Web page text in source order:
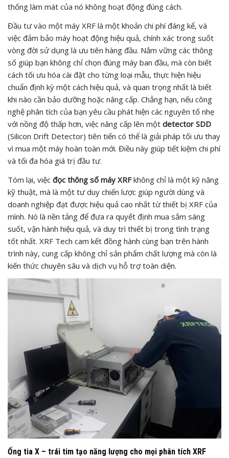
thống làm mát của nó không hoạt động đúng cách.
Đầu tư vào một máy XRF là một khoản chi phí đáng kể, và
việc đảm bảo máy hoạt động hiệu quả, chính xác trong suốt
vòng đời sử dụng là ưu tiên hàng đầu. Nắm vững các thông
số giúp bạn không chỉ chọn đúng máy ban đầu, mà còn biết
cách tối ưu hóa cài đặt cho từng loại mẫu, thực hiện hiệu
chuẩn định kỳ một cách hiệu quả, và quan trọng nhất là biết
khi nào cần bảo dưỡng hoặc nâng cấp. Chẳng hạn, nếu công
nghệ phân tích của bạn yêu cầu phát hiện các nguyên tố nhẹ
với nồng độ thấp hơn, việc nâng cấp lên một detector SDD
(Silicon Drift Detector) tiên tiến có thể là giải pháp tối ưu thay
vì mua một máy hoàn toàn mới. Điều này giúp tiết kiệm chi phí
và tối đa hóa giá trị đầu tư.
Tóm lại, việc đọc thông số máy XRFkhông chỉ là một kỹ năng
kỹ thuật, mà là một tư duy chiến lược giúp người dùng và
doanh nghiệp đạt được hiệu quả cao nhất từ thiết bị XRF của
mình. Nó là nền tảng để đưa ra quyết định mua sắm sáng
suốt, vận hành hiệu quả, và duy trì thiết bị trong tình trạng
tốt nhất. XRF Tech cam kết đồng hành cùng bạn trên hành
trình này, cung cấp không chỉ sản phẩm chất lượng mà còn là
kiến thức chuyên sâu và dịch vụ hỗ trợ toàn diện.
Ống tia X – trái tim tạo năng lượng cho mọi phân tích XRF